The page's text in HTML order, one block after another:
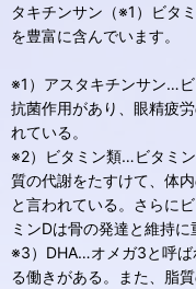
タキチンサン（※1）ビタ
を豊富に含んでいます。
※1）アスタキチンサン…
抗菌作用があり、眼精疲
れている。
※2）ビタミン類…ビタミ
質の代謝をたすけて、体
と言われている。さらに
ミンDは骨の発達と維持に
※3）DHA…オメガ3と呼ば
る働きがある。また、脂